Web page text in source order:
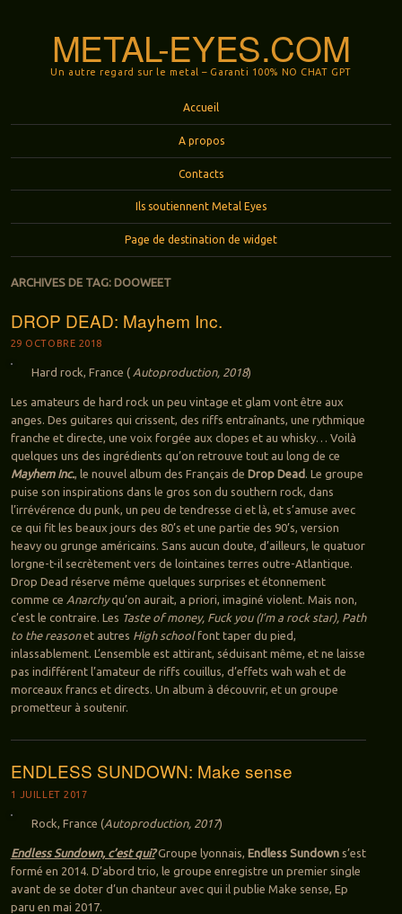
METAL-EYES.COM
Un autre regard sur le metal – Garanti 100% NO CHAT GPT
Accueil
A propos
Contacts
Ils soutiennent Metal Eyes
Page de destination de widget
ARCHIVES DE TAG: DOOWEET
DROP DEAD: Mayhem Inc.
29 OCTOBRE 2018
Hard rock, France ( Autoproduction, 2018)
Les amateurs de hard rock un peu vintage et glam vont être aux
anges. Des guitares qui crissent, des riffs entraînants, une rythmique
franche et directe, une voix forgée aux clopes et au whisky… Voilà
quelques uns des ingrédients qu’on retrouve tout au long de ce
Mayhem Inc., le nouvel album des Français de Drop Dead . Le groupe
puise son inspirations dans le gros son du southern rock, dans
l’irrévérence du punk, un peu de tendresse ci et là, et s’amuse avec
ce qui fit les beaux jours des 80’s et une partie des 90’s, version
heavy ou grunge américains. Sans aucun doute, d’ailleurs, le quatuor
lorgne-t-il secrètement vers de lointaines terres outre-Atlantique.
Drop Dead réserve même quelques surprises et étonnement
comme ce Anarchyqu’on aurait, a priori, imaginé violent. Mais non,
c’est le contraire. Les Taste of money, Fuck you (I’m a rock star), Path
to the reasonet autres High schoolfont taper du pied,
inlassablement. L’ensemble est attirant, séduisant même, et ne laisse
pas indifférent l’amateur de riffs couillus, d’effets wah wah et de
morceaux francs et directs. Un album à découvrir, et un groupe
prometteur à soutenir.
ENDLESS SUNDOWN: Make sense
1 JUILLET 2017
Rock, France (Autoproduction, 2017)
Endless Sundown, c’est qui?Groupe lyonnais, Endless Sundowns’est
formé en 2014. D’abord trio, le groupe enregistre un premier single
avant de se doter d’un chanteur avec qui il publie Make sense, Ep
paru en mai 2017.